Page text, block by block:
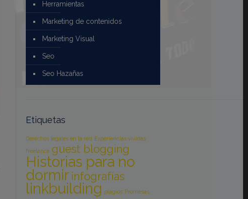
Herramientas
Marketing de contenidos
Marketing Visual
Seo
Seo Hazañas
Etiquetas
Derechos legales en la red Experiencias vividas
freelance guest blogging
Historias para no
dormir infografías
linkbuilding plagios Promesas